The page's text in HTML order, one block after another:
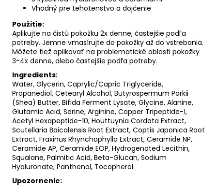
Vhodný pre tehotenstvo a dojčenie
Použitie:
Aplikujte na čistú pokožku 2x denne, častejšie podľa
potreby. Jemne vmasírujte do pokožky až do vstrebania.
Môžete tiež aplikovať na problematické oblasti pokožky
3-4x denne, alebo častejšie podľa potreby.
Ingredients:
Water, Glycerin, Caprylic/Capric Triglyceride,
Propanediol, Cetearyl Alcohol, Butyrospermum Parkii
(Shea) Butter, Bifida Ferment Lysate, Glycine, Alanine,
Glutamic Acid, Serine, Arginine, Copper Tripeptide-1,
Acetyl Hexapeptide-10, Houttuynia Cordata Extract,
Scutellaria Baicalensis Root Extract, Coptis Japonica Root
Extract, Fraxinus Rhynchophylla Extract, Ceramide NP,
Ceramide AP, Ceramide EOP, Hydrogenated Lecithin,
Squalane, Palmitic Acid, Beta-Glucan, Sodium
Hyaluronate, Panthenol, Tocopherol.
Upozornenie: